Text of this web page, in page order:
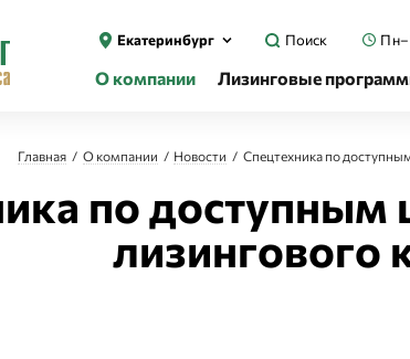
Екатеринбург Поиск
О компании Лизинговые
Главная О компании Новости Спецтехника по
по доступным
лизингового